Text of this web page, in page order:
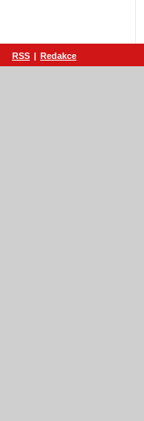
RSS | Redakce